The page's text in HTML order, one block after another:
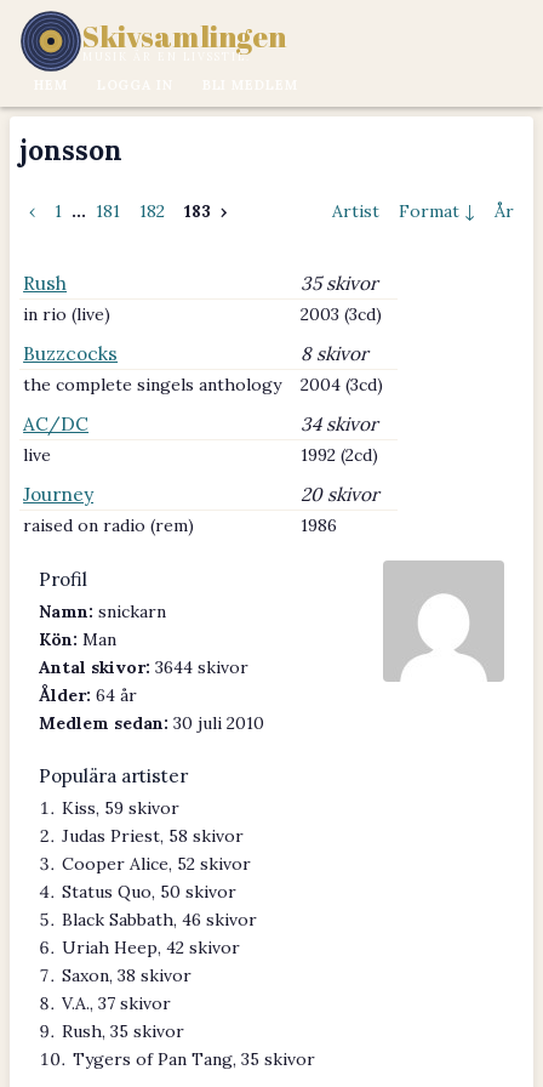
Skivsamlingen
MUSIK ÄR EN LIVSSTIL.
jonsson
‹ 1 ... 181 182 183 › Artist Format ↓ År
Rush 35 skivor
in rio (live) 2003 (3cd)
Buzzcocks 8 skivor
the complete singels anthology 2004 (3cd)
AC/DC 34 skivor
live 1992 (2cd)
Journey 20 skivor
raised on radio (rem) 1986
Profil
Namn: snickarn
Kön: Man
Antal skivor: 3644 skivor
Ålder: 64 år
Medlem sedan: 30 juli 2010
Populära artister
Kiss, 59 skivor
Judas Priest, 58 skivor
Cooper Alice, 52 skivor
Status Quo, 50 skivor
Black Sabbath, 46 skivor
Uriah Heep, 42 skivor
Saxon, 38 skivor
V.A., 37 skivor
Rush, 35 skivor
Tygers of Pan Tang, 35 skivor